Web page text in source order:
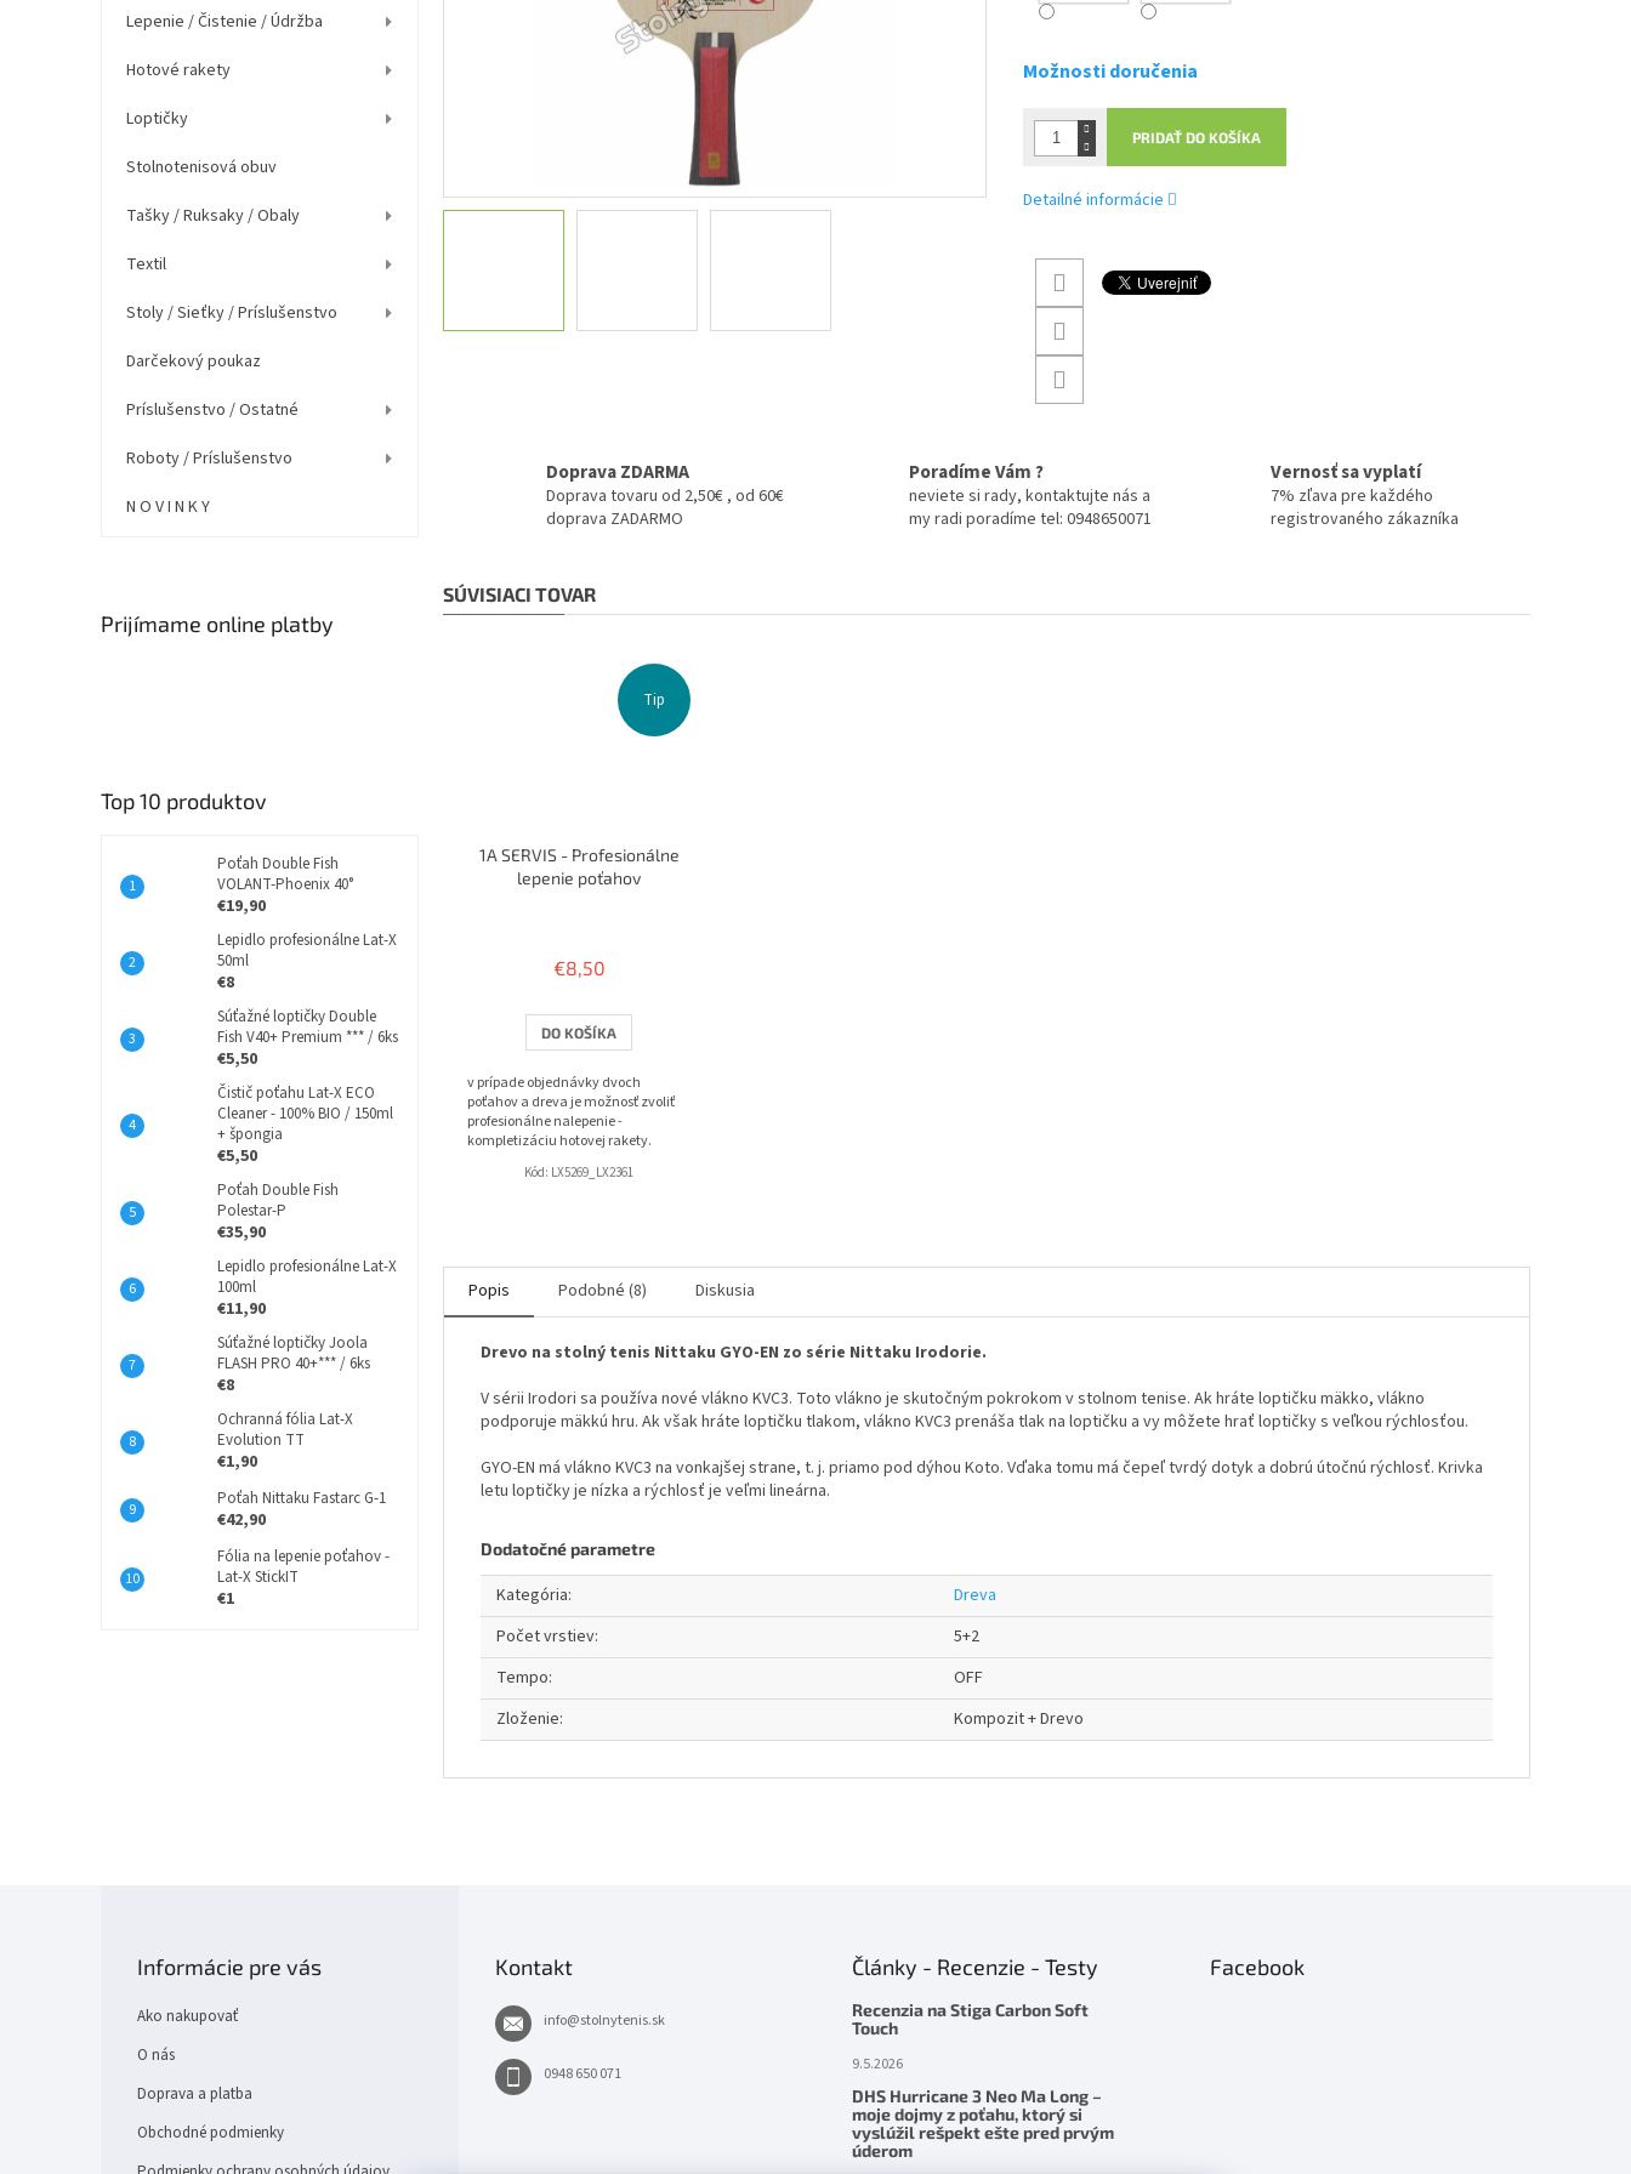
Lepenie / Čistenie / Údržba
Hotové rakety
Loptičky
Stolnotenisová obuv
Tašky / Ruksaky / Obaly
Textil
Stoly / Sieťky / Príslušenstvo
Darčekový poukaz
Príslušenstvo / Ostatné
Roboty / Príslušenstvo
N O V I N K Y
Prijímame online platby
Top 10 produktov
Poťah Double Fish
VOLANT-Phoenix 40°
€19,90
Lepidlo profesionálne Lat-X
50ml
€8
Súťažné loptičky Double
Fish V40+ Premium *** / 6ks
€5,50
Čistič poťahu Lat-X ECO
Cleaner - 100% BIO / 150ml
+ špongia
€5,50
Poťah Double Fish
Polestar-P
€35,90
Lepidlo profesionálne Lat-X
100ml
€11,90
Súťažné loptičky Joola
FLASH PRO 40+*** / 6ks
€8
Ochranná fólia Lat-X
Evolution TT
€1,90
Poťah Nittaku Fastarc G-1
€42,90
Fólia na lepenie poťahov -
Lat-X StickIT
€1
Možnosti doručenia
PRIDAŤ DO KOŠÍKA
Detailné informácie
Doprava ZDARMA
Doprava tovaru od 2,50€ , od 60€
doprava ZADARMO
Poradíme Vám ?
neviete si rady, kontaktujte nás a
my radi poradíme tel: 0948650071
Vernosť sa vyplatí
7% zľava pre každého
registrovaného zákazníka
SÚVISIACI TOVAR
Tip
1A SERVIS - Profesionálne
lepenie poťahov
produktu
je
z
5
hviezdičiek.
€8,50
DO KOŠÍKA
v prípade objednávky dvoch
poťahov a dreva je možnosť zvoliť
profesionálne nalepenie -
kompletizáciu hotovej rakety.
Kód: LX5269_LX2361
Popis Podobné (8) Diskusia
Drevo na stolný tenis Nittaku GYO-EN zo série Nittaku Irodorie.
V sérii Irodori sa používa nové vlákno KVC3. Toto vlákno je skutočným pokrokom v stolnom tenise. Ak hráte loptičku mäkko, vlákno
podporuje mäkkú hru. Ak však hráte loptičku tlakom, vlákno KVC3 prenáša tlak na loptičku a vy môžete hrať loptičky s veľkou rýchlosťou.
GYO-EN má vlákno KVC3 na vonkajšej strane, t. j. priamo pod dýhou Koto. Vďaka tomu má čepeľ tvrdý dotyk a dobrú útočnú rýchlosť. Krivka
letu loptičky je nízka a rýchlosť je veľmi lineárna.
Dodatočné parametre
Kategória:
Dreva
Počet vrstiev:
5+2
Tempo:
OFF
Zloženie: Kompozit + Drevo
Informácie pre vás
Ako nakupovať
O nás
Doprava a platba
Obchodné podmienky
Kontakt
info@stolnytenis.sk
0948 650 071
Články - Recenzie - Testy
Recenzia na Stiga Carbon Soft
Touch
9.5.2026
DHS Hurricane 3 Neo Ma Long –
moje dojmy z poťahu, ktorý si
vyslúžil rešpekt ešte pred prvým
úderom
Facebook